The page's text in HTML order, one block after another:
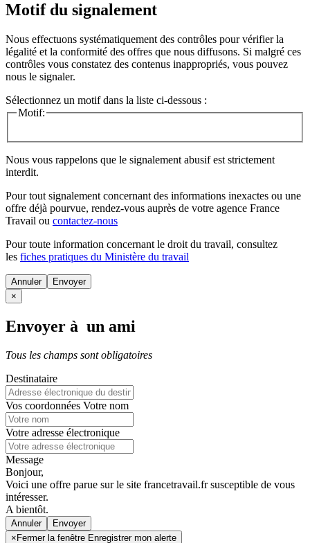
Motif du signalement
Nous effectuons systématiquement des contrôles pour vérifier la
légalité et la conformité des offres que nous diffusons. Si malgré ces
contrôles vous constatez des contenus inappropriés, vous pouvez
nous le signaler.
Sélectionnez un motif dans la liste ci-dessous :
Motif:
Nous vous rappelons que le signalement abusif est strictement
interdit.
Pour tout signalement concernant des informations inexactes ou une
offre déjà pourvue, rendez-vous auprès de votre agence France
Travail ou contactez-nous
Pour toute information concernant le droit du travail, consultez
les fiches pratiques du Ministère du travail
Annuler
×
Envoyer à un ami
Tous les champs sont obligatoires
Destinataire
Vos coordonnées Votre nom
Votre adresse électronique
Message
Bonjour,
Voici une offre parue sur le site francetravail.fr susceptible de vous
intéresser.
A bientôt.
Annuler
× Fermer la fenêtre Enregistrer mon alerte